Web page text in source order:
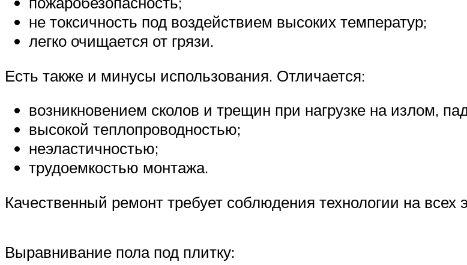
не токсичность под воздействием высоких температур;
легко очищается от грязи.
Есть также и минусы использования. Отличается:
возникновением сколов и трещин при нагрузке на излом,
высокой теплопроводностью;
неэластичностью;
трудоемкостью монтажа.
Качественный ремонт требует соблюдения технологии на всех
Выравнивание пола под плитку: